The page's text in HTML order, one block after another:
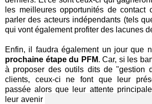
les meilleures opportunités de contact
parler des acteurs indépendants (tels
qui vont également profiter des lacunes
Enfin, il faudra également un jour que
prochaine étape du PFM. Car, si les
à proposer des outils dits de "gestion
clients, ceux-ci ne font que leur
passée alors que leur attente
leur avenir (financier), pour lequel ils